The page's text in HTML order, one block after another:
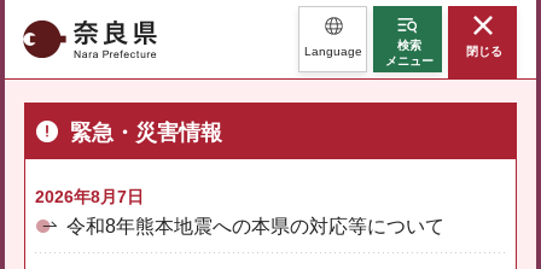
奈良県 Language
検索
メニュー
閉じる
緊急・災害情報
2026年8月7日
令和8年熊本地震への本県の対応等について